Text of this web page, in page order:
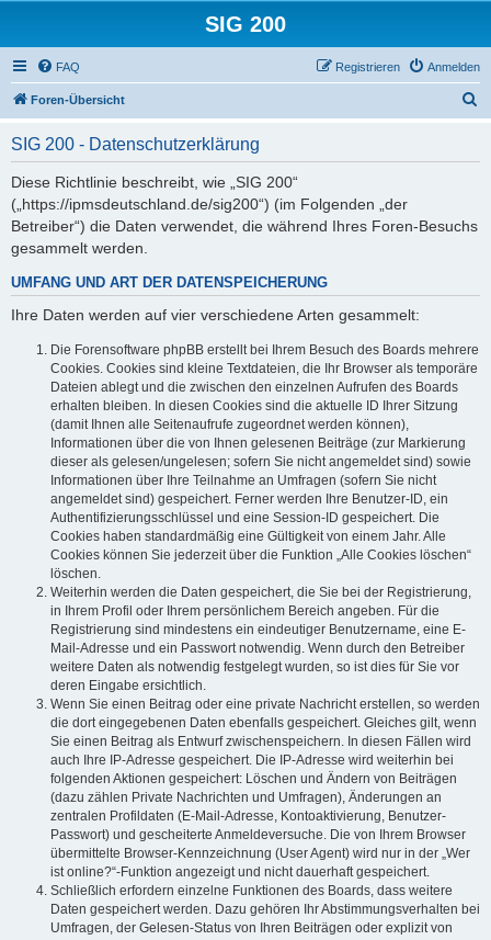
SIG 200
FAQ Anmelden
Registrieren
Foren-Übersicht
SIG 200 - Datenschutzerklärung
Diese Richtlinie beschreibt, wie „SIG 200“
(„https://ipmsdeutschland.de/sig200“) (im Folgenden „der
Betreiber“) die Daten verwendet, die während Ihres Foren-Besuchs
gesammelt werden.
UMFANG UND ART DER DATENSPEICHERUNG
Ihre Daten werden auf vier verschiedene Arten gesammelt:
Die Forensoftware phpBB erstellt bei Ihrem Besuch des Boards mehrere
Cookies. Cookies sind kleine Textdateien, die Ihr Browser als temporäre
Dateien ablegt und die zwischen den einzelnen Aufrufen des Boards
erhalten bleiben. In diesen Cookies sind die aktuelle ID Ihrer Sitzung
(damit Ihnen alle Seitenaufrufe zugeordnet werden können),
Informationen über die von Ihnen gelesenen Beiträge (zur Markierung
dieser als gelesen/ungelesen; sofern Sie nicht angemeldet sind) sowie
Informationen über Ihre Teilnahme an Umfragen (sofern Sie nicht
angemeldet sind) gespeichert. Ferner werden Ihre Benutzer-ID, ein
Authentifizierungsschlüssel und eine Session-ID gespeichert. Die
Cookies haben standardmäßig eine Gültigkeit von einem Jahr. Alle
Cookies können Sie jederzeit über die Funktion „Alle Cookies löschen“
löschen.
Weiterhin werden die Daten gespeichert, die Sie bei der Registrierung,
in Ihrem Profil oder Ihrem persönlichem Bereich angeben. Für die
Registrierung sind mindestens ein eindeutiger Benutzername, eine E-
Mail-Adresse und ein Passwort notwendig. Wenn durch den Betreiber
weitere Daten als notwendig festgelegt wurden, so ist dies für Sie vor
deren Eingabe ersichtlich.
Wenn Sie einen Beitrag oder eine private Nachricht erstellen, so werden
die dort eingegebenen Daten ebenfalls gespeichert. Gleiches gilt, wenn
Sie einen Beitrag als Entwurf zwischenspeichern. In diesen Fällen wird
auch Ihre IP-Adresse gespeichert. Die IP-Adresse wird weiterhin bei
folgenden Aktionen gespeichert: Löschen und Ändern von Beiträgen
(dazu zählen Private Nachrichten und Umfragen), Änderungen an
zentralen Profildaten (E-Mail-Adresse, Kontoaktivierung, Benutzer-
Passwort) und gescheiterte Anmeldeversuche. Die von Ihrem Browser
übermittelte Browser-Kennzeichnung (User Agent) wird nur in der „Wer
ist online?“-Funktion angezeigt und nicht dauerhaft gespeichert.
Schließlich erfordern einzelne Funktionen des Boards, dass weitere
Daten gespeichert werden. Dazu gehören Ihr Abstimmungsverhalten bei
Umfragen, der Gelesen-Status von Ihren Beiträgen oder explizit von